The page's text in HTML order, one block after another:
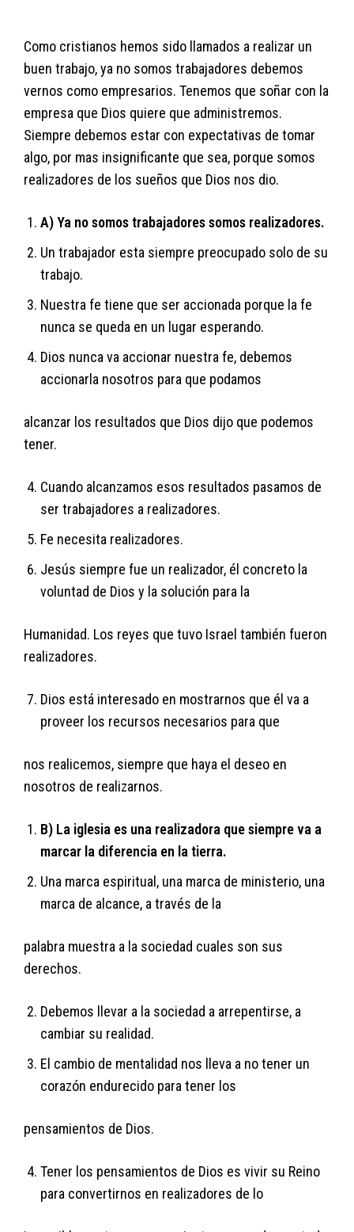
Como cristianos hemos sido llamados a realizar un
buen trabajo, ya no somos trabajadores debemos
vernos como empresarios. Tenemos que soñar con la
empresa que Dios quiere que administremos.
Siempre debemos estar con expectativas de tomar
algo, por mas insignificante que sea, porque somos
realizadores de los sueños que Dios nos dio.
A) Ya no somos trabajadores somos realizadores.
Un trabajador esta siempre preocupado solo de su
trabajo.
Nuestra fe tiene que ser accionada porque la fe
nunca se queda en un lugar esperando.
Dios nunca va accionar nuestra fe, debemos
accionarla nosotros para que podamos
alcanzar los resultados que Dios dijo que podemos
tener.
Cuando alcanzamos esos resultados pasamos de
ser trabajadores a realizadores.
Fe necesita realizadores.
Jesús siempre fue un realizador, él concreto la
voluntad de Dios y la solución para la
Humanidad. Los reyes que tuvo Israel también fueron
realizadores.
Dios está interesado en mostrarnos que él va a
proveer los recursos necesarios para que
nos realicemos, siempre que haya el deseo en
nosotros de realizarnos.
B) La iglesia es una realizadora que siempre va a
marcar la diferencia en la tierra.
Una marca espiritual, una marca de ministerio, una
marca de alcance, a través de la
palabra muestra a la sociedad cuales son sus
derechos.
Debemos llevar a la sociedad a arrepentirse, a
cambiar su realidad.
El cambio de mentalidad nos lleva a no tener un
corazón endurecido para tener los
pensamientos de Dios.
Tener los pensamientos de Dios es vivir su Reino
para convertirnos en realizadores de lo